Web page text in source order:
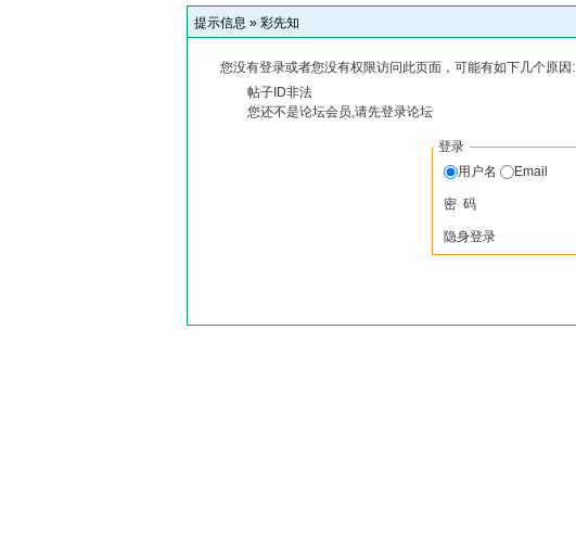
提示信息 » 彩先知
您没有登录或者您没有权限访问此页面，可能有如下几个原因:
帖子ID非法
您还不是论坛会员,请先登录论坛
登录
用户名
Email
密 码
隐身登录